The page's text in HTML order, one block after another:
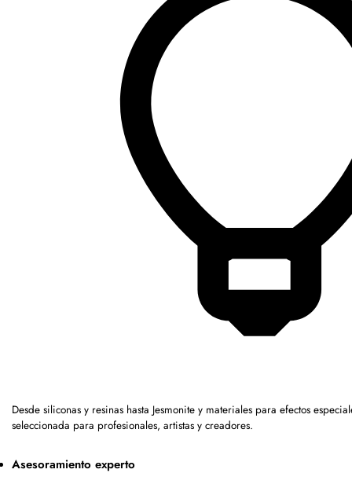
Desde siliconas y resinas hasta Jesmonite y materiales para efectos
seleccionada para profesionales, artistas y creadores.
Asesoramiento experto